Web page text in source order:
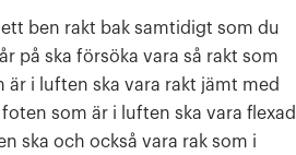
ben rakt bak samtidigt som du
på ska försöka vara så rakt som
i luften ska vara rakt jämt med
som är i luften ska vara flexad
ska och också vara rak som i